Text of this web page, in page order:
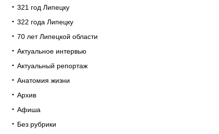
321 год Липецку
322 года Липецку
70 лет Липецкой области
Актуальное интервью
Актуальный репортаж
Анатомия жизни
Архив
Афиша
Без рубрики